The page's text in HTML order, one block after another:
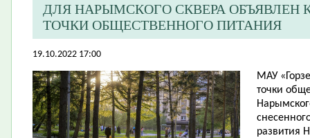
​ДЛЯ НАРЫМСКОГО СКВЕРА ОБЪЯВЛЕН
ТОЧКИ ОБЩЕСТВЕННОГО ПИТАНИЯ
19.10.2022 17:00
МАУ
точки
развития